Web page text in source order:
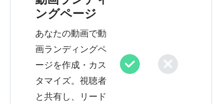
ングページ
あなたの動画で動
画ランディングペ
ージを作成・カス
タマイズ。視聴者
と共有し、リード